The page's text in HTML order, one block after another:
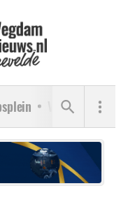
Verenigingen